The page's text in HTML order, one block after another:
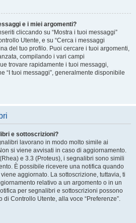
e i miei argomenti?
cliccando su “Mostra i tuoi messaggi”
Utente, e su “Cerca i messaggi
del tuo profilo. Puoi cercare i tuoi argomenti,
compilando i vari campi
trovare rapidamente i tuoi messaggi,
“I tuoi messaggi”, generalmente disponibile
e sottoscrizioni?
lavorano in modo molto simile ai
si viene avvisati in caso di aggiornamento.
e 3.3 (Proteus), i segnalibri sono simili
È possibile ricevere una notifica quando
aggiornato. La sottoscrizione, tuttavia, ti
relativo a un argomento o in un
per segnalibri e sottoscrizioni possono
Controllo Utente, alla voce “Preferenze”.